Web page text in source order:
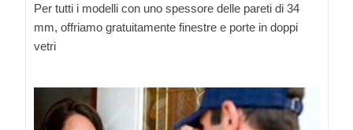
Per tutti i modelli con uno spessore delle pareti di 34
mm, offriamo gratuitamente finestre e porte in doppi
vetri